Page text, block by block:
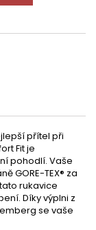
přítel při
Fit je
pohodlí. Vaše
GORE-TEX® za
rukavice
Díky výplni z
se vaše